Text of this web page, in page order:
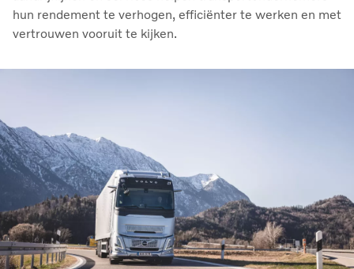
hun rendement te verhogen, efficiënter te werken en met
vertrouwen vooruit te kijken.